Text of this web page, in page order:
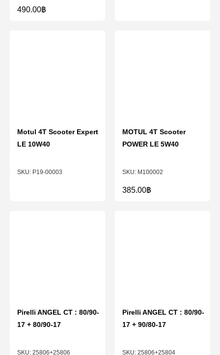
490.00฿
P19-00003
Motul 4T Scooter Expert
LE 10W40
M100002
MOTUL 4T Scooter
POWER LE 5W40
385.00฿
25806+25806
Pirelli ANGEL CT : 80/90-
17 + 80/90-17
25806+25804
Pirelli ANGEL CT : 80/90-
17 + 90/80-17